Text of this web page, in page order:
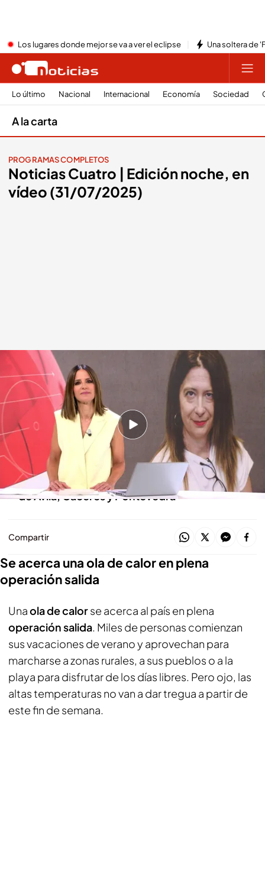
Los lugares donde mejor se va a ver el eclipse Una soltera de
Lo último Nacional Internacional Economía Sociedad
A la carta
PROGRAMAS COMPLETOS
Noticias Cuatro | Edición noche, en
vídeo (31/07/2025)
Las noticias, de la mano de Mónica Sanz
Redacción digital Noticias Cuatro
31 JUL 2025 - 21:33h.
Se acerca una ola de calor en plena operación
salida de verano
Siguen las labores de extinción en los fuegos
de Ávila, Cáceres y Pontevedra
Compartir
Se acerca una ola de calor en plena
operación salida
Unaola de calorse acerca al país en plena
operación salida. Miles de personas comienzan
sus vacaciones de verano y aprovechan para
marcharse a zonas rurales, a sus pueblos o a la
playa para disfrutar de los días libres. Pero ojo, las
altas temperaturas no van a dar tregua a partir de
este fin de semana.